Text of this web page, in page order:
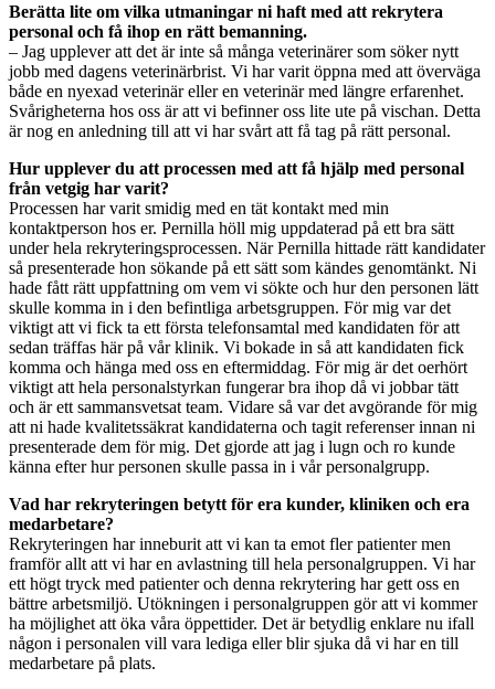
Berätta lite om vilka utmaningar ni haft med att rekrytera
personal och få ihop en rätt bemanning.
– Jag upplever att det är inte så många veterinärer som söker nytt
jobb med dagens veterinärbrist. Vi har varit öppna med att överväga
både en nyexad veterinär eller en veterinär med längre erfarenhet.
Svårigheterna hos oss är att vi befinner oss lite ute på vischan. Detta
är nog en anledning till att vi har svårt att få tag på rätt personal.
Hur upplever du att processen med att få hjälp med personal
från vetgig har varit?
Processen har varit smidig med en tät kontakt med min
kontaktperson hos er. Pernilla höll mig uppdaterad på ett bra sätt
under hela rekryteringsprocessen. När Pernilla hittade rätt kandidater
så presenterade hon sökande på ett sätt som kändes genomtänkt. Ni
hade fått rätt uppfattning om vem vi sökte och hur den personen lätt
skulle komma in i den befintliga arbetsgruppen. För mig var det
viktigt att vi fick ta ett första telefonsamtal med kandidaten för att
sedan träffas här på vår klinik. Vi bokade in så att kandidaten fick
komma och hänga med oss en eftermiddag. För mig är det oerhört
viktigt att hela personalstyrkan fungerar bra ihop då vi jobbar tätt
och är ett sammansvetsat team. Vidare så var det avgörande för mig
att ni hade kvalitetssäkrat kandidaterna och tagit referenser innan ni
presenterade dem för mig. Det gjorde att jag i lugn och ro kunde
känna efter hur personen skulle passa in i vår personalgrupp.
Vad har rekryteringen betytt för era kunder, kliniken och era
medarbetare?
Rekryteringen har inneburit att vi kan ta emot fler patienter men
framför allt att vi har en avlastning till hela personalgruppen. Vi har
ett högt tryck med patienter och denna rekrytering har gett oss en
bättre arbetsmiljö. Utökningen i personalgruppen gör att vi kommer
ha möjlighet att öka våra öppettider. Det är betydlig enklare nu ifall
någon i personalen vill vara lediga eller blir sjuka då vi har en till
medarbetare på plats.